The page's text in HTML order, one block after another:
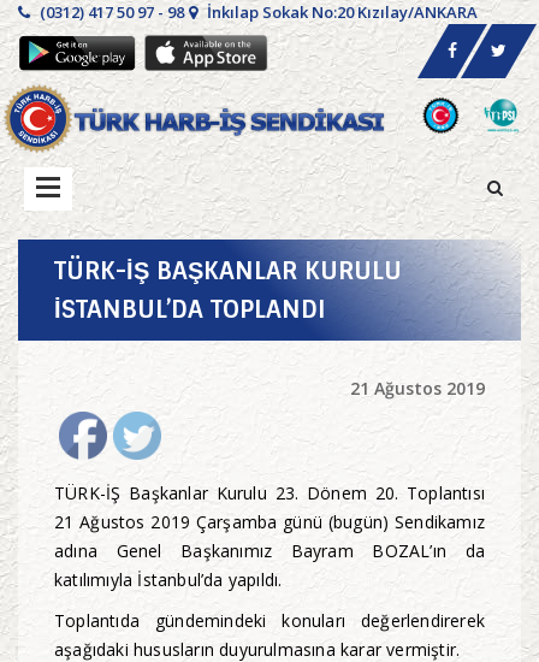
(0312) 417 50 97 - 98 İnkılap Sokak No:20 Kızılay/ANKARA
TÜRK-İŞ BAŞKANLAR KURULU
İSTANBUL’DA TOPLANDI
21 Ağustos 2019
TÜRK-İŞ Başkanlar Kurulu 23. Dönem 20. Toplantısı
21 Ağustos 2019 Çarşamba günü (bugün) Sendikamız
adına Genel Başkanımız Bayram BOZAL’ın da
katılımıyla İstanbul’da yapıldı.
Toplantıda gündemindeki konuları değerlendirerek
aşağıdaki hususların duyurulmasına karar vermiştir.